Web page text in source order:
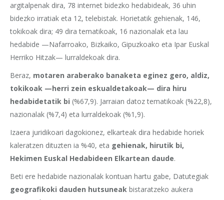
argitalpenak dira, 78 internet bidezko hedabideak, 36 uhin
bidezko irratiak eta 12, telebistak. Horietatik gehienak, 146,
tokikoak dira; 49 dira tematikoak, 16 nazionalak eta lau
hedabide —Nafarroako, Bizkaiko, Gipuzkoako eta Ipar Euskal
Herriko Hitzak— lurraldekoak dira.
Beraz, motaren araberako banaketa eginez gero, aldiz,
tokikoak —herri zein eskualdetakoak— dira hiru
hedabidetatik bi (%67,9). Jarraian datoz tematikoak (%22,8),
nazionalak (%7,4) eta lurraldekoak (%1,9).
Izaera juridikoari dagokionez, elkarteak dira hedabide horiek
kaleratzen dituzten ia %40, eta gehienak, hirutik bi,
Hekimen Euskal Hedabideen Elkartean daude.
Beti ere hedabide nazionalak kontuan hartu gabe, Datutegiak
geografikoki dauden hutsuneak bistaratzeko aukera